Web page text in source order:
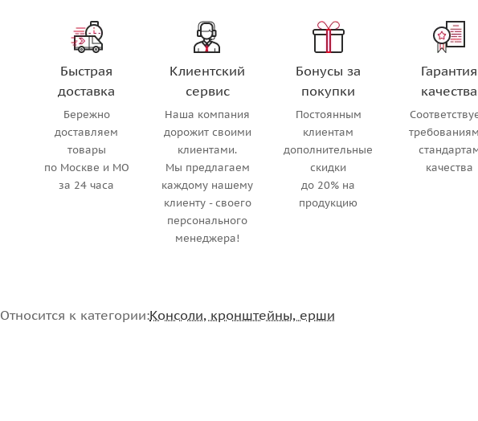
Быстрая
доставка
Бережно
доставляем
товары
по Москве и МО
за 24 часа
Клиентский
сервис
Наша компания
дорожит своими
клиентами.
Мы предлагаем
каждому нашему
клиенту - своего
персонального
менеджера!
Бонусы за
покупки
Постоянным
клиентам
дополнительные
скидки
до 20% на
продукцию
Гарантия
качества
качества
Относится к категории:Консоли, кронштейны, ерши